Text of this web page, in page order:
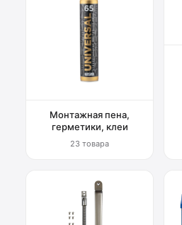
Монтажная пена,
герметики, клеи
23 товара